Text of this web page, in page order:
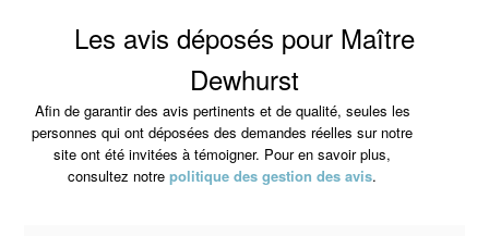
Les avis déposés pour Maître
Dewhurst
Afin de garantir des avis pertinents et de qualité, seules les
personnes qui ont déposées des demandes réelles sur notre
site ont été invitées à témoigner. Pour en savoir plus,
consultez notrepolitique des gestion des avis.